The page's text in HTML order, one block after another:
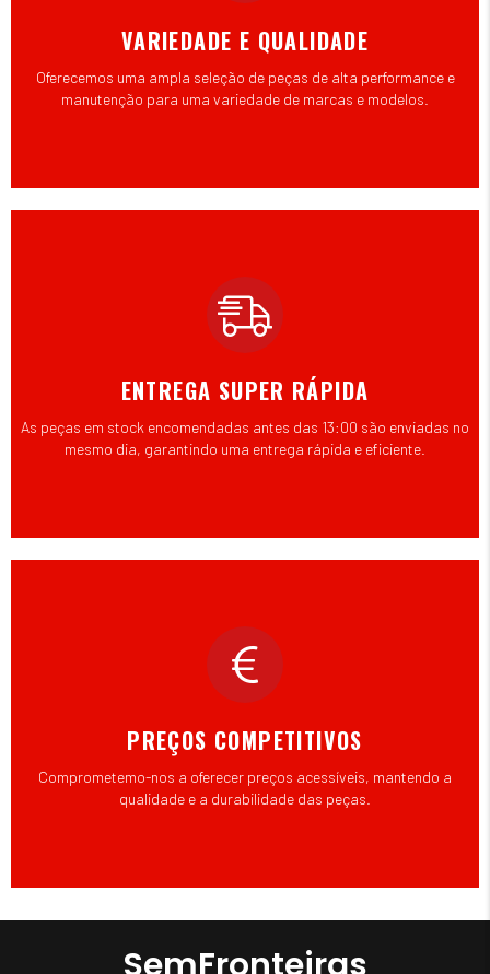
VARIEDADE E QUALIDADE
Oferecemos uma ampla seleção de peças de alta performance e
manutenção para uma variedade de marcas e modelos.
ENTREGA SUPER RÁPIDA
As peças em stock encomendadas antes das 13:00 são enviadas no
mesmo dia, garantindo uma entrega rápida e eficiente.
PREÇOS COMPETITIVOS
Comprometemo-nos a oferecer preços acessíveis, mantendo a
qualidade e a durabilidade das peças.